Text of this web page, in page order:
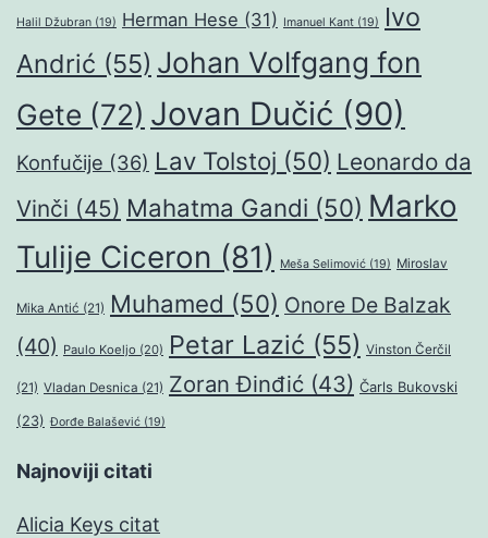
Halil Džubran (19) Herman Hese (31) Imanuel Kant (19)
Ivo
Andrić (55) Johan Volfgang fon
Gete (72) Jovan Dučić (90)
Konfučije (36) Lav Tolstoj (50) Leonardo da
Vinči (45) Mahatma Gandi (50) Marko
Tulije Ciceron (81) Meša Selimović (19) Miroslav
Mika Antić (21) Muhamed (50) Onore De Balzak
(40) Paulo Koeljo (20) Petar Lazić (55) Vinston Čerčil
(21) Vladan Desnica (21) Zoran Đinđić (43) Čarls Bukovski
(23) Đorđe Balašević (19)
Najnoviji citati
Alicia Keys citat